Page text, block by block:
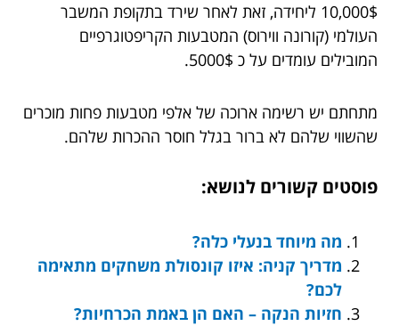
10,000$ ליחידה, זאת לאחר שירד בתקופת המשבר
העולמי (קורונה ווירוס) המטבעות הקריפטוגרפיים
המובילים עומדים על כ 5000$.
מתחתם יש רשימה ארוכה של אלפי מטבעות פחות מוכרים
שהשווי שלהם לא ברור בגלל חוסר ההכרות שלהם.
פוסטים קשורים לנושא:
מה מיוחד בנעלי כלה?
מדריך קניה: איזו קונסולת משחקים מתאימה
לכם?
חזיות הנקה – האם הן באמת הכרחיות?